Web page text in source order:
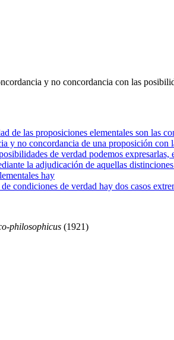
y no concordancia con las
de las proposiciones elementales son las
y no concordancia de una proposición
de verdad podemos
la adjudicación de aquellas
hay
condiciones de verdad hay dos casos
philosophicus (1921)